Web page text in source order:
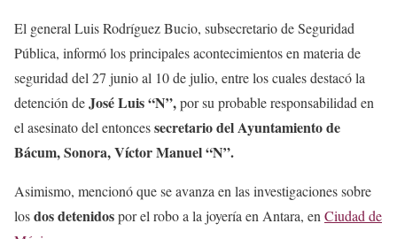
El general Luis Rodríguez Bucio, subsecretario de Seguridad
Pública, informó los principales acontecimientos en materia de
seguridad del 27 junio al 10 de julio, entre los cuales destacó la
detención deJosé Luis “N”,por su probable responsabilidad en
el asesinato del entoncessecretario del Ayuntamiento de
Bácum, Sonora, Víctor Manuel “N”.
Asimismo, mencionó que se avanza en las investigaciones sobre
losdos detenidospor el robo a la joyería en Antara, en Ciudad de